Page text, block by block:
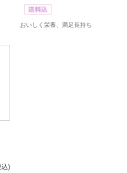
おいしく栄養、満足長持ち
込)